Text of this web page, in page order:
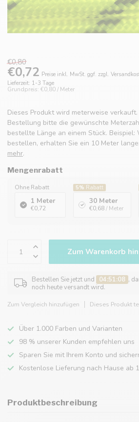
€0,80
€0,72 Preise inkl. MwSt. ggf. zzgl.
Lieferzeit: 1-3 Tage
Grundpreis: €0,80 / Meter
Dieses Produkt wird meterweise
Bestellung bitte die gewünschte
bestellte Länge an einem Stück. Beispiel:
bestellen, erhalten Sie ein 10 Meter
mehr.
Mengenrabatt
Ohne Rabatt
1 Meter
€0,72
5% Rabatt
30 Meter
€0,68/ Meter
Zum Warenkorb
Bestellen Sie jetzt und 04:51:08 ,
noch heute versandt wird.
Zum Vergleich hinzufügen Dieses Produkt
Über 1.000 Farben und Varianten
98 % unserer Kunden empfehlen uns
Sparen Sie mit Ihrem Konto und
Kostenlose Lieferung nach Hause ab
Produktbeschreibung